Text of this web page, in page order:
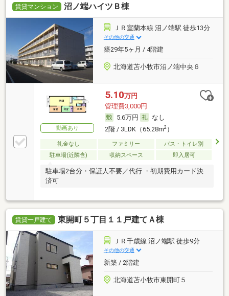
賃貸マンション 沼ノ端ハイツＢ棟
ＪＲ室蘭本線 沼ノ端駅 徒歩13分
その他の交通
築29年5ヶ月 / 4階建
北海道苫小牧市沼ノ端中央６
動画あり
5.10万円
管理費3,000円
5.6万円
なし
2階 / 3LDK（65.28m2）
礼金なし ファミリー
バス・トイレ別
駐車場(近隣含)
収納スペース 即入居可
駐車場2台分・保証人不要／代行 ・初期費用カード決
済可
賃貸一戸建て 東開町５丁目１１戸建てＡ棟
ＪＲ千歳線 沼ノ端駅 徒歩9分
その他の交通
新築 / 2階建
北海道苫小牧市東開町５